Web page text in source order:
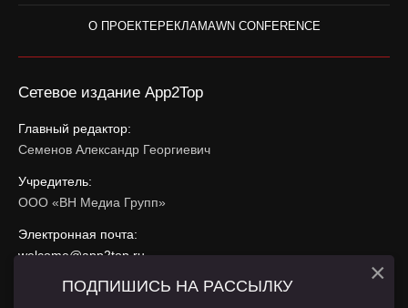
О ПРОЕКТЕРЕКЛАМАWN CONFERENCE
Сетевое издание App2Top
Главный редактор:
Семенов Александр Георгиевич
Учредитель:
ООО «ВН Медиа Групп»
Электронная почта:
welcome@app2top.ru
При использовании материалов активная ссылка на
ПОДПИШИСЬ НА РАССЫЛКУ ×